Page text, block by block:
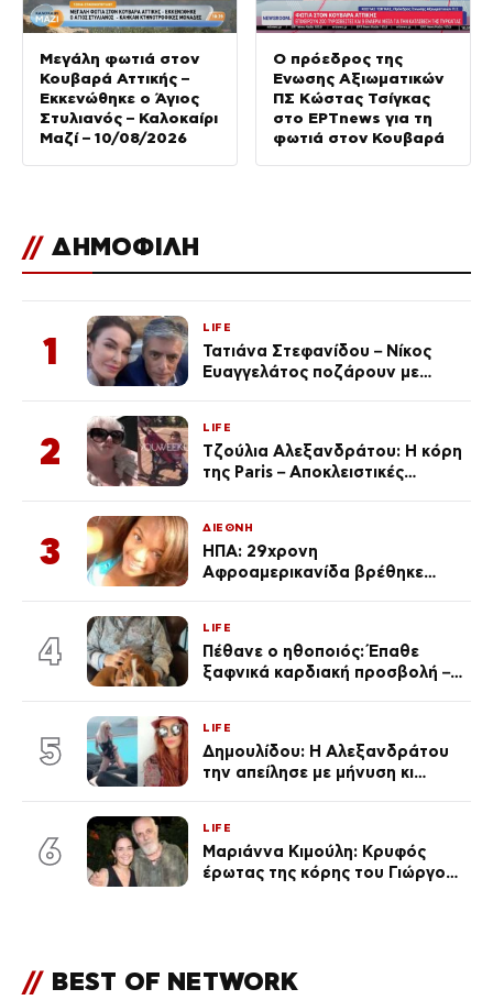
Μεγάλη φωτιά στον
Κουβαρά Αττικής –
Εκκενώθηκε ο Άγιος
Στυλιανός – Καλοκαίρι
Μαζί – 10/08/2026
Ο πρόεδρος της
Ένωσης Αξιωματικών
ΠΣ Κώστας Τσίγκας
στο ΕΡΤnews για τη
φωτιά στον Κουβαρά
// ΔΗΜΟΦΙΛΗ
1
LIFE
Τατιάνα Στεφανίδου – Νίκος
Ευαγγελάτος ποζάρουν με
2
LIFE
Τζούλια Αλεξανδράτου: Η κόρη
της Paris – Αποκλειστικές
3
ΔΙΕΘΝΗ
ΗΠΑ: 29χρονη
Αφροαμερικανίδα βρέθηκε
4
LIFE
Πέθανε ο ηθοποιός: Έπαθε
ξαφνικά καρδιακή προσβολή – Η
5
LIFE
Δημουλίδου: Η Αλεξανδράτου
την απείλησε με μήνυση κι
ποια είσαι σοκαρίστικα»
6
LIFE
Μαριάννα Κιμούλη: Κρυφός
έρωτας της κόρης του Γιώργου,
// BEST OF NETWORK